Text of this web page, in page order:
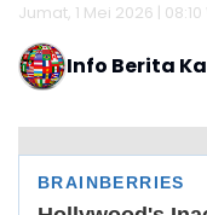
Jumat, 1 Mei 2026 | 08:10
Info Berita